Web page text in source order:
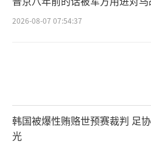
2026-08-07 07:54:37
韩国被爆性贿赂世预赛裁判 足
光